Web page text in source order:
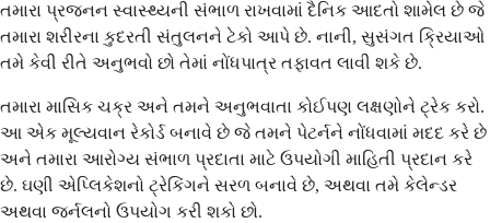
તમારા પ્રજનન સ્વાસ્થ્યની સંભાળ રાખવામાં દૈનિક આદતો શામેલ છે જે
તમારા શરીરના કુદરતી સંતુલનને ટેકો આપે છે. નાની, સુસંગત ક્રિયાઓ
તમે કેવી રીતે અનુભવો છો તેમાં નોંધપાત્ર તફાવત લાવી શકે છે.
તમારા માસિક ચક્ર અને તમને અનુભવાતા કોઈપણ લક્ષણોને ટ્રેક કરો.
આ એક મૂલ્યવાન રેકોર્ડ બનાવે છે જે તમને પેટર્નને નોંધવામાં મદદ કરે છે
અને તમારા આરોગ્ય સંભાળ પ્રદાતા માટે ઉપયોગી માહિતી પ્રદાન કરે
છે. ઘણી એપ્લિકેશનો ટ્રેકિંગને સરળ બનાવે છે, અથવા તમે કેલેન્ડર
અથવા જર્નલનો ઉપયોગ કરી શકો છો.